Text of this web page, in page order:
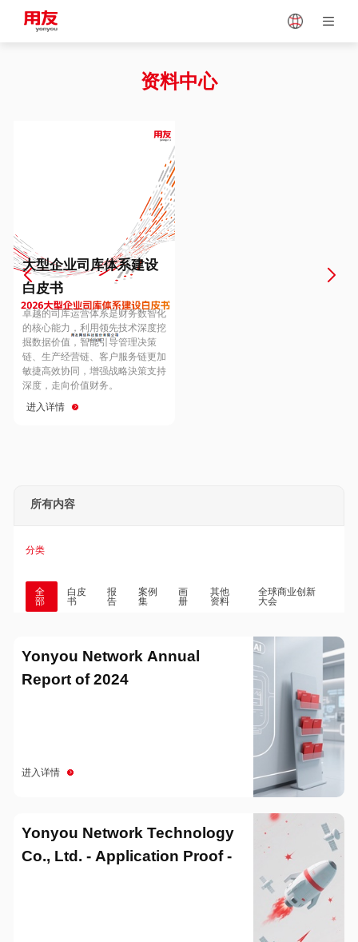
Vietnam
Europe
Hungary
Hong Kong
资料中心
大型企业司库体系建设
白皮书
卓越的司库运营体系是财务数智化
的核心能力，利用领先技术深度挖
掘数据价值，智能引导管理决策
链、生产经营链、客户服务链更加
敏捷高效协同，增强战略決策支持
深度，走向价值财务。
进入详情
所有内容
分类
全
部
白皮
书
报
告
案例
集
画
册
其他
资料
全球商业创新
大会
Yonyou Network Annual
Report of 2024
进入详情
Yonyou Network Technology
Co., Ltd. - Application Proof -